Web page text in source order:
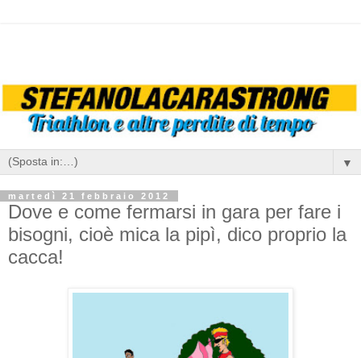
▼
martedì 21 febbraio 2012
Dove e come fermarsi in gara per fare i
bisogni, cioè mica la pipì, dico proprio la
cacca!